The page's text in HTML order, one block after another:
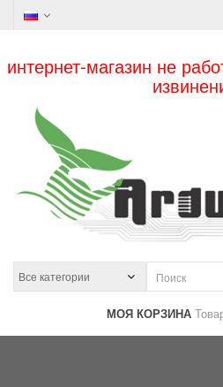
интернет-магазин не
МОЯ КОРЗИНА